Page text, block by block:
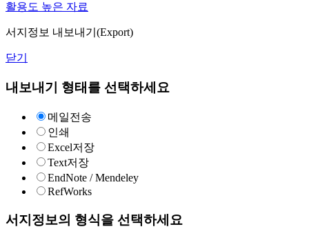
활용도 높은 자료
서지정보 내보내기(Export)
닫기
내보내기 형태를 선택하세요
메일전송
인쇄
Excel저장
Text저장
EndNote / Mendeley
RefWorks
서지정보의 형식을 선택하세요